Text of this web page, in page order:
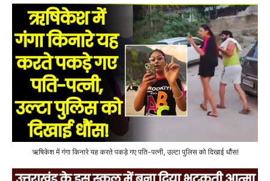
ऋषिकेश में गंगा किनारे यह करते पकड़े गए पति-पत्नी, उल्टा पुलिस को दिखाई धौंस!